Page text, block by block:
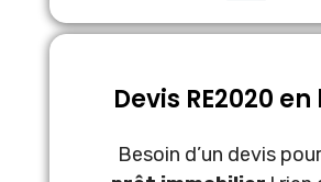
Devis RE2020
Besoin d’un devis